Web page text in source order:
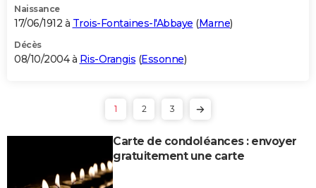
Naissance
17/06/1912 à Trois-Fontaines-l'Abbaye (Marne)
Décès
08/10/2004 à Ris-Orangis (Essonne)
1 2 3
Carte de condoléances : envoyer
gratuitement une carte